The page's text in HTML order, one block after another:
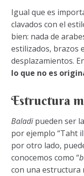
Igual que es
clavados con el
bien: nada de
estilizados, brazos
desplazamientos.
lo que no es
Estructura
Baladipueden ser
por ejemplo “Taht
por otro lado,
conocemos como “
con una estructura